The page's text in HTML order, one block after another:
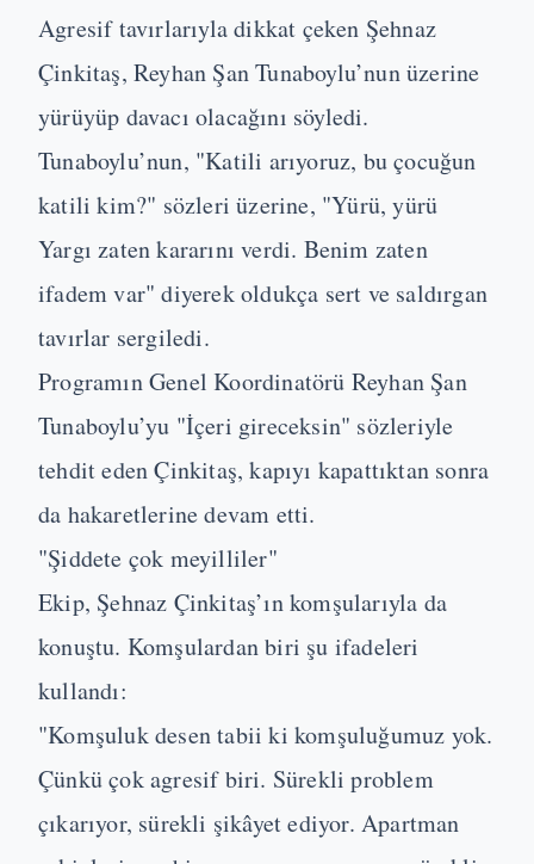
Agresif tavırlarıyla dikkat çeken Şehnaz
Çinkitaş, Reyhan Şan Tunaboylu’nun üzerine
yürüyüp davacı olacağını söyledi.
Tunaboylu’nun, "Katili arıyoruz, bu çocuğun
katili kim?" sözleri üzerine, "Yürü, yürü
Yargı zaten kararını verdi. Benim zaten
ifadem var" diyerek oldukça sert ve saldırgan
tavırlar sergiledi.
Programın Genel Koordinatörü Reyhan Şan
Tunaboylu’yu "İçeri gireceksin" sözleriyle
tehdit eden Çinkitaş, kapıyı kapattıktan sonra
da hakaretlerine devam etti.
"Şiddete çok meyilliler"
Ekip, Şehnaz Çinkitaş’ın komşularıyla da
konuştu. Komşulardan biri şu ifadeleri
kullandı:
"Komşuluk desen tabii ki komşuluğumuz yok.
Çünkü çok agresif biri. Sürekli problem
çıkarıyor, sürekli şikâyet ediyor. Apartman